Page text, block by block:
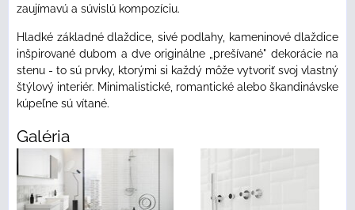
zaujímavú a súvislú kompozíciu.
Hladké základné dlaždice, sivé podlahy, kameninové dlaždice
inšpirované dubom a dve originálne „prešívané" dekorácie na
stenu - to sú prvky, ktorými si každý môže vytvoriť svoj vlastný
štýlový interiér. Minimalistické, romantické alebo škandinávske
kúpeľne sú vítané.
Galéria